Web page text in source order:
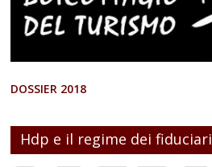
DOSSIER 2018
Hdp e il regime dei fiduciari